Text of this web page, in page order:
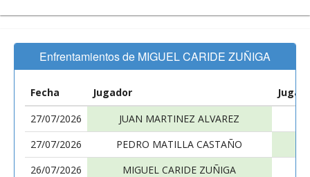
Enfrentamientos de MIGUEL CARIDE ZUÑIGA
Fecha Jugador
27/07/2026
JUAN MARTINEZ ALVAREZ
27/07/2026
PEDRO MATILLA CASTAÑO
26/07/2026
MIGUEL CARIDE ZUÑIGA